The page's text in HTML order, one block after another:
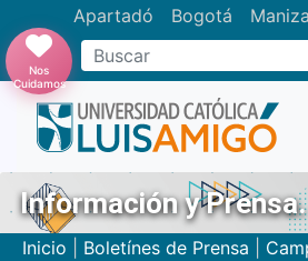
Apartadó Bogotá
Buscar
Nos
Cuidamos
Información y Prensa.
Inicio Boletínes de Prensa